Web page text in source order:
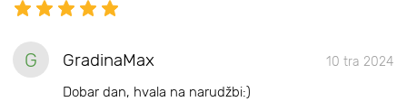
G GradinaMax 10 tra 2024
Dobar dan, hvala na narudžbi:)